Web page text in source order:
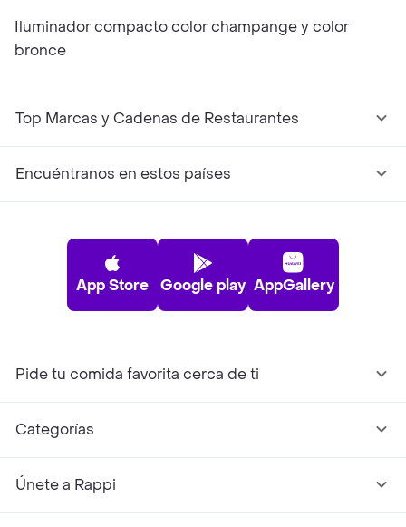
Iluminador compacto color champange y color
bronce
Top Marcas y Cadenas de Restaurantes
Encuéntranos en estos países
App Store Google play AppGallery
Pide tu comida favorita cerca de ti
Categorías
Únete a Rappi